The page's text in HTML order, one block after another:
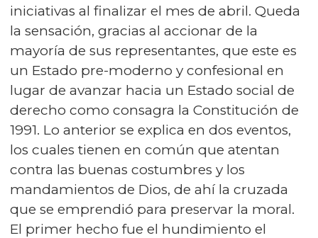
iniciativas al finalizar el mes de abril. Queda
la sensación, gracias al accionar de la
mayoría de sus representantes, que este es
un Estado pre-moderno y confesional en
lugar de avanzar hacia un Estado social de
derecho como consagra la Constitución de
1991. Lo anterior se explica en dos eventos,
los cuales tienen en común que atentan
contra las buenas costumbres y los
mandamientos de Dios, de ahí la cruzada
que se emprendió para preservar la moral.
El primer hecho fue el hundimiento el